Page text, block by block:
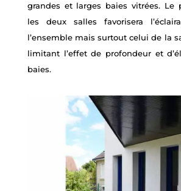
grandes et larges baies vitrées. Le
les deux salles favorisera
l’ensemble mais surtout celui de la
limitant l’effet de profondeur et
baies.